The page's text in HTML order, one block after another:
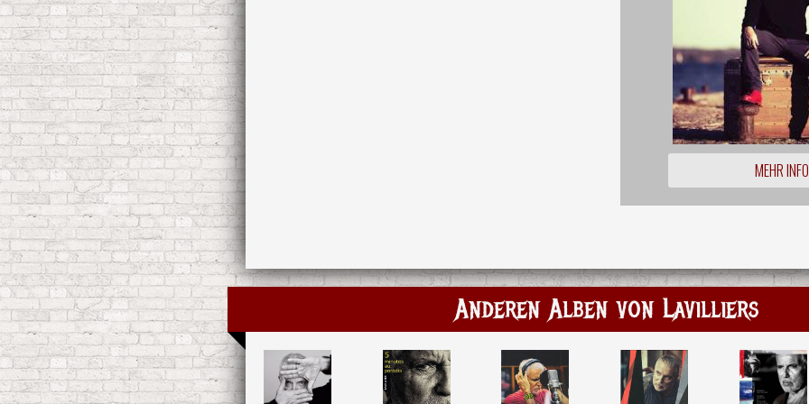
MEHR
Anderen Alben von Lavilliers